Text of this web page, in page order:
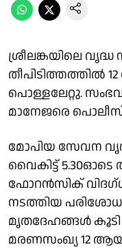
ശ്രീലങ്കയിലെ
തീപിടിത്തത്തിൽ
പൊള്ളലേറ്റു.
മാനേജരെ
മോപിയ സേവന
വൈകിട്ട് 5.30ഓടെ
ഫോറൻസിക്
നടത്തിയ
മൃതദേഹങ്ങൾ
മരണസംഖ്യ 12